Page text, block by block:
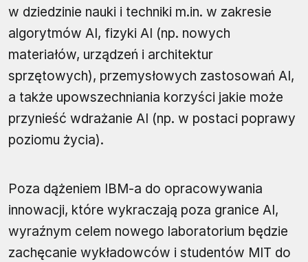
w dziedzinie nauki i techniki m.in. w zakresie
algorytmów AI, fizyki AI (np. nowych
materiałów, urządzeń i architektur
sprzętowych), przemysłowych zastosowań AI,
a także upowszechniania korzyści jakie może
przynieść wdrażanie AI (np. w postaci poprawy
poziomu życia).
Poza dążeniem IBM-a do opracowywania
innowacji, które wykraczają poza granice AI,
wyraźnym celem nowego laboratorium będzie
zachęcanie wykładowców i studentów MIT do